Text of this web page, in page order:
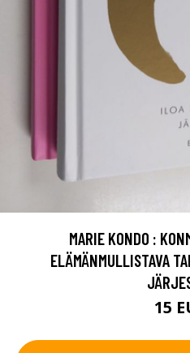
MARIE KONDO :
ELÄMÄNMULLISTAVA
15